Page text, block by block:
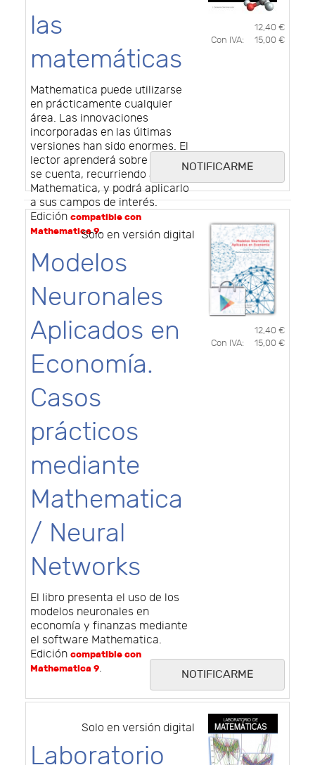
las
matemáticas
Mathematica puede utilizarse
en prácticamente cualquier
área. Las innovaciones
incorporadas en las últimas
versiones han sido enormes. El
lector aprenderá sobre lo que
se cuenta, recurriendo a
Mathematica, y podrá aplicarlo
a sus campos de interés.
Edición compatible con
Mathematica 9.
12,40 €
Con IVA:
15,00 €
NOTIFICARME
Solo en versión digital
Modelos
Neuronales
Aplicados en
Economía.
Casos
prácticos
mediante
Mathematica
/ Neural
Networks
El libro presenta el uso de los
modelos neuronales en
economía y finanzas mediante
el software Mathematica.
Edición compatible con
Mathematica 9.
12,40 €
Con IVA:
15,00 €
NOTIFICARME
Solo en versión digital
Laboratorio